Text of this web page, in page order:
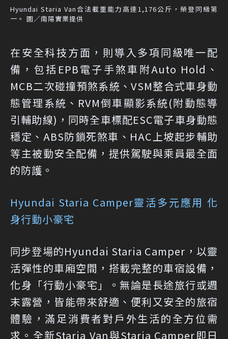
Hyundai Staria Van合法載重能力高達1,176公斤，榮登同級第
一。 圖／南陽實業提供
在安全科技方面，則導入多項同級唯一配
備，包括EPB電子手煞車附Auto Hold、
MCB二次碰撞預煞系統、VSM整合式車身動
態管理系統、RVM倒車顯影系統(附動態導
引輔助線)，同時全車標配ESC電子車身動態
穩定、ABS防鎖死煞車、HAC上坡起步輔助
等主被動安全配備，提供駕駛與乘員最全面
的防護。
Hyundai Staria Camper靈活多元應用 化
身行動小豪宅
同步登場的Hyundai Staria Camper，以靈
活彈性的車廂空間，搭載完整的車宿設備，
化身「行動小豪宅」。無論是長途旅行或週
末露營，皆能帶來舒適、便利又安全的旅宿
體驗，滿足消費者對戶外生活的全方位需
求。全新Staria Van與Staria Camper即日